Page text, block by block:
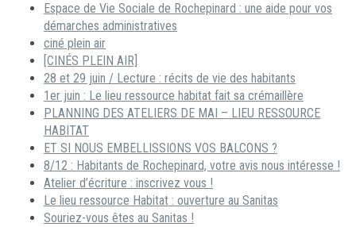
Espace de Vie Sociale de Rochepinard : une aide pour vos
démarches administratives
ciné plein air
[CINÉS PLEIN AIR]
28 et 29 juin / Lecture : récits de vie des habitants
1er juin : Le lieu ressource habitat fait sa crémaillère
PLANNING DES ATELIERS DE MAI – LIEU RESSOURCE
HABITAT
ET SI NOUS EMBELLISSIONS VOS BALCONS ?
8/12 : Habitants de Rochepinard, votre avis nous intéresse !
Atelier d’écriture : inscrivez vous !
Le lieu ressource Habitat : ouverture au Sanitas
Souriez-vous êtes au Sanitas !